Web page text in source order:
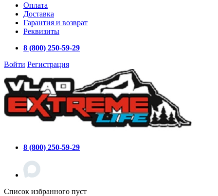
Оплата
Доставка
Гарантия и возврат
Реквизиты
8 (800) 250-59-29
Войти Регистрация
8 (800) 250-59-29
Список избранного пуст